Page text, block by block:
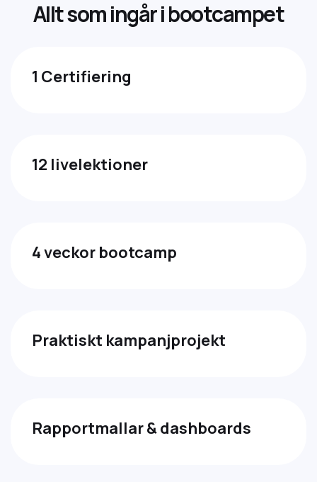
Alltsomingåribootcampet
1 Certifiering
12 livelektioner
4 veckor bootcamp
Praktiskt kampanjprojekt
Rapportmallar & dashboards